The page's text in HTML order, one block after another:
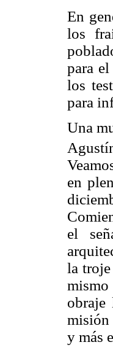
En
los
para
los
para
Una
en
el
la
obraje
misión
y más